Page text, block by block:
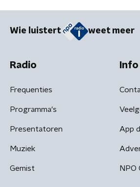
Wie luistert weet meer
Radio
Frequenties
Programma's
Presentatoren
Muziek
Gemist
Info
App
NPO